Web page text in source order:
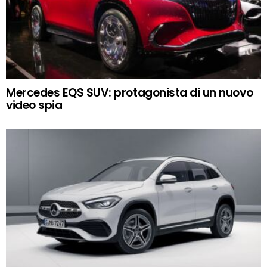
Mercedes EQS SUV: protagonista di un nuovo
video spia